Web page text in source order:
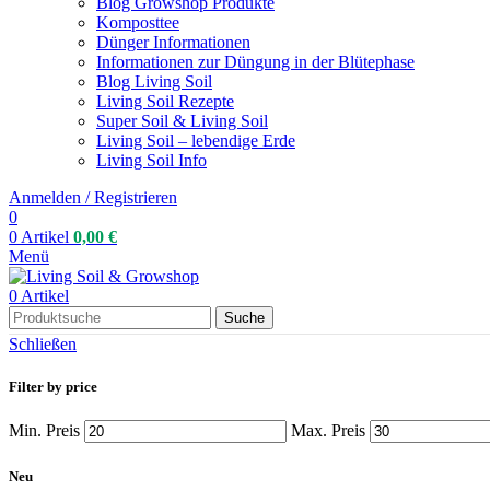
Komposttee
Dünger Informationen
Informationen zur Düngung in der Blütephase
Blog Living Soil
Living Soil Rezepte
Super Soil & Living Soil
Living Soil – lebendige Erde
Living Soil Info
Anmelden / Registrieren
0
0 Artikel 0,00 €
Menü
0 Artikel
Suche
Schließen
Filter by price
Min. Preis Max. Preis
Neu